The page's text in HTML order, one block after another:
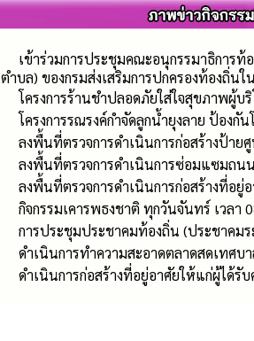
เข้าร่วมการประชุมคณะอนุกรรมาธิการ
ตำบล) ของกรมส่งเสริมการปกครองท้องถิ่นใ
โครงการร้านชำปลอดภัยใส่ใจสุขภาพผู้บ
โครงการรณรงค์กำจัดลูกน้ำยุงลาย ป้อง
ลงพื้นที่ตรวจการดำเนินการก่อสร้างป้า
ลงพื้นที่ตรวจการดำเนินการซ่อมแซมถน
ลงพื้นที่ตรวจการดำเนินการก่อสร้างที่อ
กิจกรรมเคารพธงชาติ ทุกวันจันทร์ เวลา
การประชุมประชาคมท้องถิ่น (ประชาคม
ดำเนินการทำความสะอาดตลาดสดเทศ
ดำเนินการก่อสร้างที่อยู่อาศัยให้แก่ผู้ได้